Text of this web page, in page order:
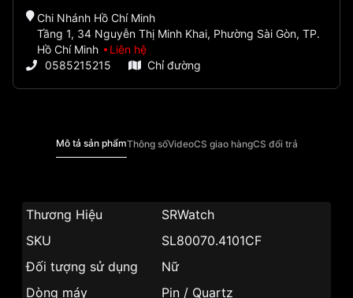
Chi Nhánh Hồ Chí Minh
Tầng 1, 34 Nguyễn Thị Minh Khai, Phường Sài Gòn, TP.
Hồ Chí Minh
Liên hệ
0585215215
Chỉ đường
Mô tả sản phẩmThông sốVideoCS giao hàngCS đổi trả
Thương Hiệu
SRWatch
SKU
SL80070.4101CF
Đối tượng sử dụng
Nữ
Dòng máy
Pin / Quartz